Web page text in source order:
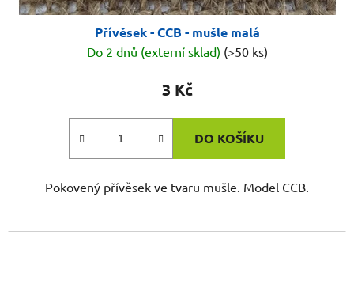
Přívěsek - CCB - mušle malá
Do 2 dnů (externí sklad) (>50 ks)
3 Kč
DO KOŠÍKU
Pokovený přívěsek ve tvaru mušle. Model CCB.